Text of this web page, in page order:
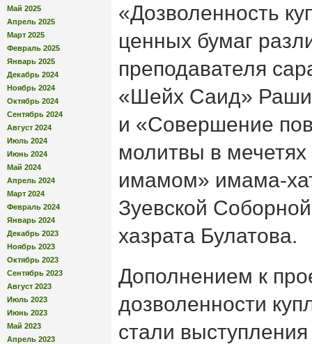
Май 2025
Апрель 2025
Март 2025
Февраль 2025
Январь 2025
Декабрь 2024
Ноябрь 2024
Октябрь 2024
Сентябрь 2024
Август 2024
Июль 2024
Июнь 2024
Май 2024
Апрель 2024
Март 2024
Февраль 2024
Январь 2024
Декабрь 2023
Ноябрь 2023
Октябрь 2023
Сентябрь 2023
Август 2023
Июль 2023
Июнь 2023
Май 2023
Апрель 2023
«Дозволенность
ценных бумаг
преподавателя
«Шейх Саид»
и «Совершение
молитвы в
имамом» имама-
Зуевской
хазрата Булатова.
Дополнением к
дозволенности
стали